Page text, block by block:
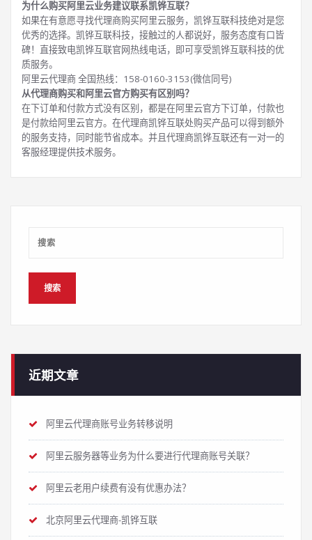
为什么购买阿里云业务建议联系凯铧互联？
如果在有意愿寻找代理商购买阿里云服务，凯铧互联科技绝对是您
优秀的选择。凯铧互联科技，接触过的人都说好，服务态度有口皆
碑！直接致电凯铧互联官网热线电话，即可享受凯铧互联科技的优
质服务。
阿里云代理商 全国热线：158-0160-3153(微信同号)
从代理商购买和阿里云官方购买有区别吗？
在下订单和付款方式没有区别，都是在阿里云官方下订单，付款也
是付款给阿里云官方。在代理商凯铧互联处购买产品可以得到额外
的服务支持，同时能节省成本。并且代理商凯铧互联还有一对一的
客服经理提供技术服务。
近期文章
阿里云代理商账号业务转移说明
阿里云服务器等业务为什么要进行代理商账号关联？
阿里云老用户续费有没有优惠办法？
北京阿里云代理商-凯铧互联